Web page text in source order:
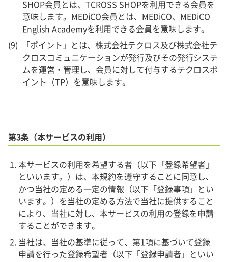
SHOP会員とは、TCROSS SHOPを利用できる会員を
意味します。MEDiCO会員とは、MEDiCO、MEDiCO
English Academyを利用できる会員を意味します。
「ポイント」とは、株式会社テクロス及び株式会社テ
クロスコミュニケーションが発行及びその発行システ
ムを運営・管理し、会員に対して付与するテクロスポ
イント（TP）を意味します。
第3条（本サービスの利用）
本サービスの利用を希望する者（以下「登録希望者」
といいます。）は、本規約を遵守することに同意し、
かつ当社の定める一定の情報（以下「登録事項」とい
います。）を当社の定める方法で当社に提供すること
により、当社に対し、本サービスの利用の登録を申請
することができます。
当社は、当社の基準に従って、第1項に基づいて登録
申請を行った登録希望者（以下「登録申請者」といい